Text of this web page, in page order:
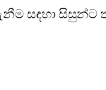
සඳහා සිසුන්ට